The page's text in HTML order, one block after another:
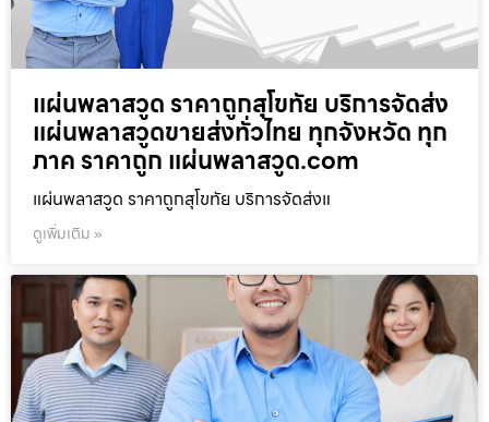
แผ่นพลาสวูด ราคาถูกสุโขทัย บริการจัดส่ง
แผ่นพลาสวูดขายส่งทั่วไทย ทุกจังหวัด ทุก
ภาค ราคาถูก แผ่นพลาสวูด.com
แผ่นพลาสวูด ราคาถูกสุโขทัย บริการจัดส่งแ
ดูเพิ่มเติม »